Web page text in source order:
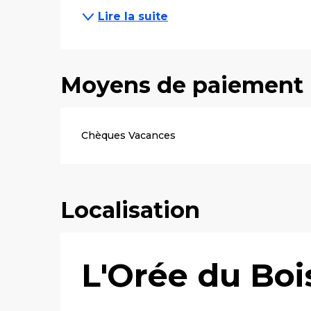
Lire la suite
Moyens de paiement
Chèques Vacances
Localisation
L'Orée du